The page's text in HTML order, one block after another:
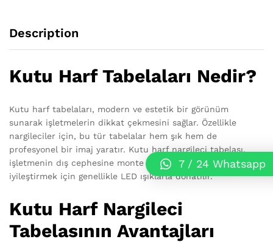
Description
Kutu Harf Tabelaları Nedir?
Kutu harf tabelaları, modern ve estetik bir görünüm
sunarak işletmelerin dikkat çekmesini sağlar. Özellikle
nargileciler için, bu tür tabelalar hem şık hem de
profesyonel bir imaj yaratır. Kutu harf nargileci tabelası,
işletmenin dış cephesine monte edilir ve gece görüşünü
iyileştirmek için genellikle LED ışıklarla donatılır.
Kutu Harf Nargileci
Tabelasının Avantajları
7 / 24 Whatsapp